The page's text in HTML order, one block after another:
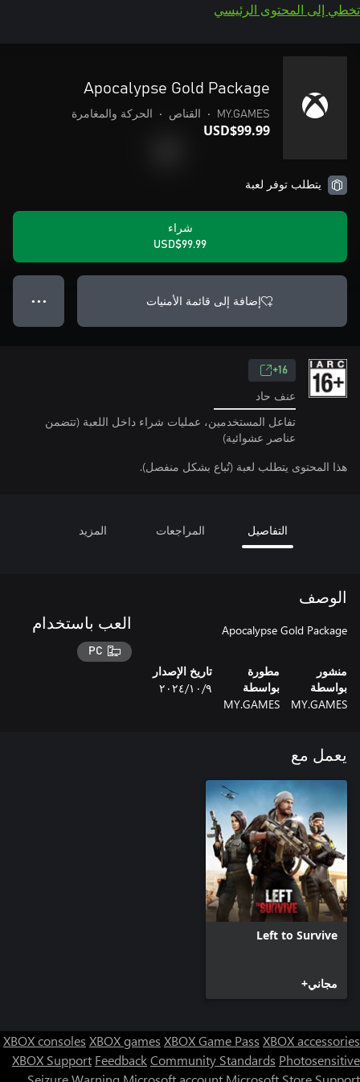
تخطي إلى المحتوى الرئيسي
Apocalypse Gold Package
MY.GAMES
• القناص • الحركة والمغامرة
USD$99.99
يتطلب توفر لعبة
شراء
USD$99.99
إضافة إلى قائمة الأمنيات ● ● ●
16+
عنف حاد
تفاعل المستخدمين، عمليات شراء داخل اللعبة (تتضمن
عناصر عشوائية)
هذا المحتوى يتطلب لعبة (تُباع بشكل منفصل).
التفاصيل المراجعات المزيد
الوصف
Apocalypse Gold Package
منشور
بواسطة
MY.GAMES
مطورة
بواسطة
MY.GAMES
تاريخ الإصدار
٩‏/١٠‏/٢٠٢٤
العب باستخدام
PC
يعمل مع
Left to Survive
مجاني+
XBOX consoles XBOX games XBOX Game Pass XBOX accessories
XBOX Support FeedbackCommunity Standards Photosensitive